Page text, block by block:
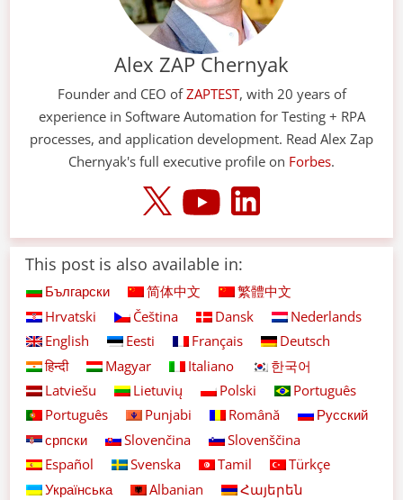
Alex ZAP Chernyak
Founder and CEO ofZAPTEST, with 20 years of
experience in Software Automation for Testing + RPA
processes, and application development. Read Alex Zap
Chernyak's full executive profile on Forbes.
This post is also available in:
Български 简体中文
繁體中文
Hrvatski
Čeština Dansk
Nederlands
English
Eesti Français
Deutsch
हिन्दी
Magyar Italiano
한국어
Latviešu
Lietuvių Polski
Português
Português
Punjabi Română
Русский
српски
Slovenčina
Slovenščina
Español
Svenska Tamil
Türkçe
Українська
Albanian
Հայերեն